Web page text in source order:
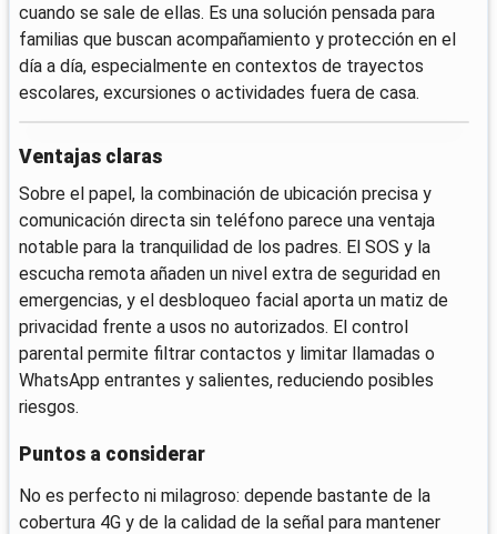
cuando se sale de ellas. Es una solución pensada para
familias que buscan acompañamiento y protección en el
día a día, especialmente en contextos de trayectos
escolares, excursiones o actividades fuera de casa.
Ventajas claras
Sobre el papel, la combinación de ubicación precisa y
comunicación directa sin teléfono parece una ventaja
notable para la tranquilidad de los padres. El SOS y la
escucha remota añaden un nivel extra de seguridad en
emergencias, y el desbloqueo facial aporta un matiz de
privacidad frente a usos no autorizados. El control
parental permite filtrar contactos y limitar llamadas o
WhatsApp entrantes y salientes, reduciendo posibles
riesgos.
Puntos a considerar
No es perfecto ni milagroso: depende bastante de la
cobertura 4G y de la calidad de la señal para mantener